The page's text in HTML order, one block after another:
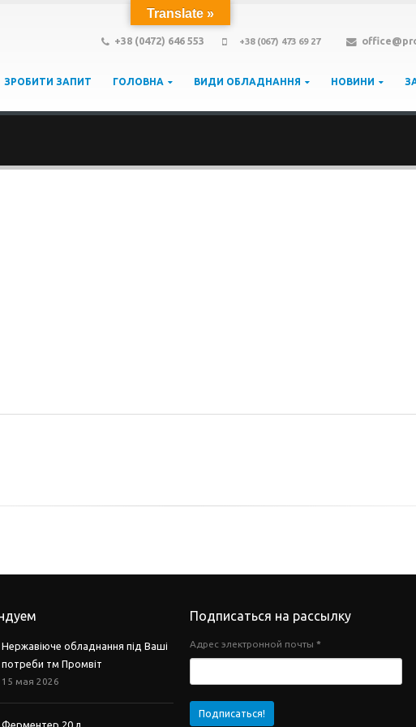
+38 (0472) 646 553 +38 (067) 473 69 27
ЗРОБИТИ ЗАПИТ ГОЛОВНА ВИДИ ОБЛАДНАННЯ НОВИНИ
Нержавіюче обладнання під Ваші
потреби тм Промвіт
15 мая 2026
Ферментер 20 л.
Подписаться на рассылку
Адрес электронной почты *
Translate »